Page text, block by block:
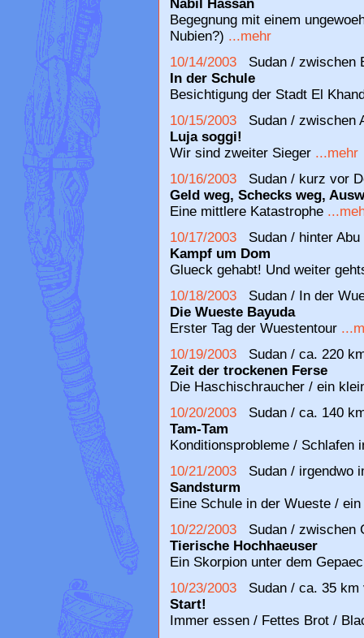
Nabil Hassan
Begegnung mit einem
Nubien?) ...mehr
10/14/2003 Sudan / zwischen
In der Schule
Besichtigung der Stadt El
10/15/2003 Sudan / zwischen
Luja soggi!
Wir sind zweiter Sieger ...mehr
10/16/2003 Sudan / kurz vor
Geld weg, Schecks weg,
Eine mittlere Katastrophe
10/17/2003 Sudan / hinter Abu
Kampf um Dom
Glueck gehabt! Und weiter
10/18/2003 Sudan / In der
Die Wueste Bayuda
Erster Tag der Wuestentour
10/19/2003 Sudan / ca. 220
Zeit der trockenen Ferse
Die Haschischraucher / ein
10/20/2003 Sudan / ca. 140
Tam-Tam
Konditionsprobleme / Schlafen
10/21/2003 Sudan / irgendwo
Sandsturm
Eine Schule in der Wueste /
10/22/2003 Sudan / zwischen
Tierische Hochhaeuser
Ein Skorpion unter dem
10/23/2003 Sudan / ca. 35 km
Start!
Immer essen / Fettes Brot /